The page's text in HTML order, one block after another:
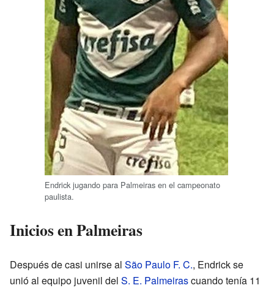
Endrick jugando para Palmeiras en el campeonato
paulista.
Inicios en Palmeiras
Después de casi unirse al São Paulo F. C., Endrick se
unió al equipo juvenil del S. E. Palmeirascuando tenía 11